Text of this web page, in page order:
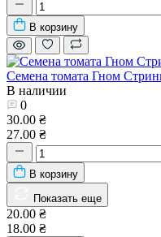
В корзину
Семена томата Гном
В наличии
0
30.00 ₴
27.00 ₴
В корзину
Показать еще
20.00 ₴
18.00 ₴